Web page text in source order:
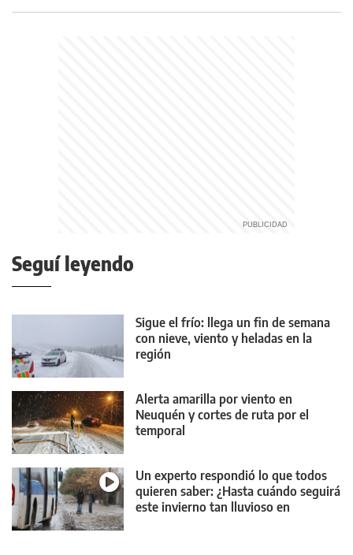
Seguí leyendo
Sigue el frío: llega un fin de semana
con nieve, viento y heladas en la
región
Alerta amarilla por viento en
Neuquén y cortes de ruta por el
temporal
Un experto respondió lo que todos
quieren saber: ¿Hasta cuándo seguirá
este invierno tan lluvioso en